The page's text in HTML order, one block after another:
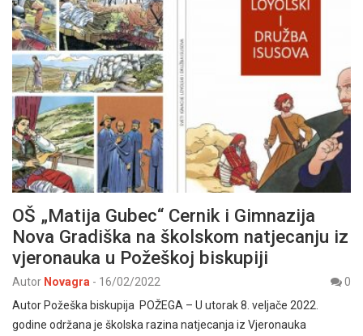
OŠ „Matija Gubec“ Cernik i Gimnazija
Nova Gradiška na školskom natjecanju iz
vjeronauka u Požeškoj biskupiji
Autor Novagra - 16/02/2022
0
Autor Požeška biskupija POŽEGA – U utorak 8. veljače 2022.
godine održana je školska razina natjecanja iz Vjeronauka